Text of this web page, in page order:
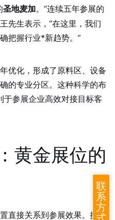
圣地麦加。”连续五年参展的
先生表示，“在这里，我们
把握行业*新趋势。”
优化，形成了原料区、设备
的专业分区。这种科学的布
参展企业高效对接目标客
黄金展位的
直接关系到参展效果。据往
联
系
方